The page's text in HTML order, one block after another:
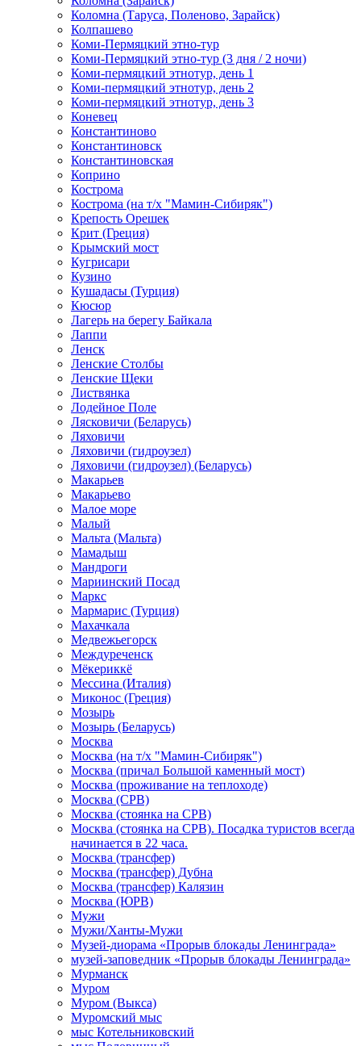
Коломна (Таруса, Поленово, Зарайск)
Колпашево
Коми-Пермяцкий этно-тур
Коми-Пермяцкий этно-тур (3 дня / 2 ночи)
Коми-пермяцкий этнотур, день 1
Коми-пермяцкий этнотур, день 2
Коми-пермяцкий этнотур, день 3
Коневец
Константиново
Константиновск
Константиновская
Коприно
Кострома
Кострома (на т/х "Мамин-Сибиряк")
Крепость Орешек
Крит (Греция)
Крымский мост
Кугрисари
Кузино
Кушадасы (Турция)
Кюсюр
Лагерь на берегу Байкала
Лаппи
Ленск
Ленские Столбы
Ленские Щеки
Листвянка
Лодейное Поле
Лясковичи (Беларусь)
Ляховичи
Ляховичи (гидроузел)
Ляховичи (гидроузел) (Беларусь)
Макарьев
Макарьево
Малое море
Малый
Мальта (Мальта)
Мамадыш
Мандроги
Мариинский Посад
Маркс
Мармарис (Турция)
Махачкала
Медвежьегорск
Междуреченск
Мёкериккё
Мессина (Италия)
Миконос (Греция)
Мозырь
Мозырь (Беларусь)
Москва
Москва (на т/х "Мамин-Сибиряк")
Москва (причал Большой каменный мост)
Москва (проживание на теплоходе)
Москва (СРВ)
Москва (стоянка на СРВ)
Москва (стоянка на СРВ). Посадка туристов всегда
начинается в 22 часа.
Москва (трансфер)
Москва (трансфер) Дубна
Москва (трансфер) Калязин
Москва (ЮРВ)
Мужи
Мужи/Ханты-Мужи
Музей-диорама «Прорыв блокады Ленинграда»
музей-заповедник «Прорыв блокады Ленинграда»
Мурманск
Муром
Муром (Выкса)
Муромский мыс
мыс Котельниковский